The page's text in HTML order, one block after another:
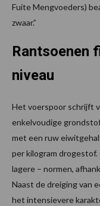
Fuite Mengvoeders)
zwaar.”
Rantsoenen
niveau
Het voerspoor schrijft
enkelvoudige
met een ruw
per kilogram
lagere – normen,
Naast de dreiging van
het intensievere